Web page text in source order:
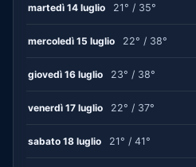
martedì 14 luglio 21° / 35°
mercoledì 15 luglio 22° / 38°
giovedì 16 luglio 23° / 38°
venerdì 17 luglio 22° / 37°
sabato 18 luglio 21° / 41°